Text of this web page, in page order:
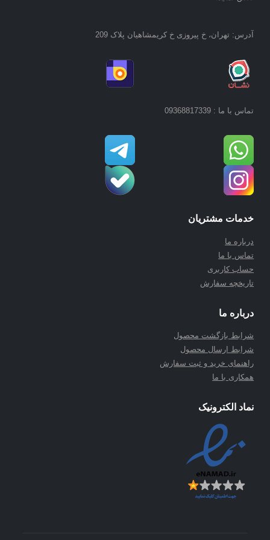
آدرس: تهران، خ پیروزی خ کریمشاهیان پلاک 209
تماس با ما : 09368817339
خدمات مشتریان
درباره ما
تماس با ما
حساب کاربری
تاریخچه سفارش
درباره ما
شرابط بازگشت محصول
شرابط ارسال محصول
راهنمای خرید و ثبت سفارش
همکاری با ما
نماد الکترونیک